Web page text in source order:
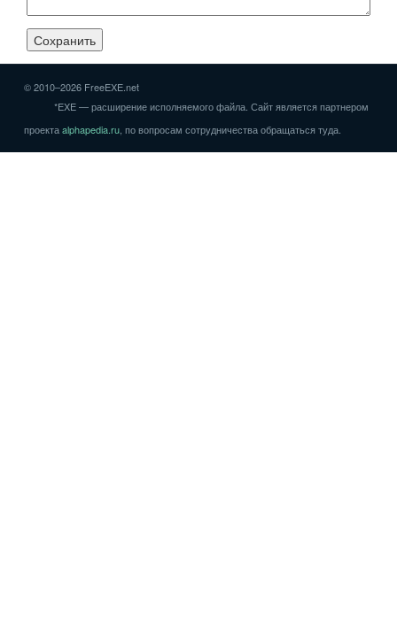
© 2010–2026 FreeEXE.net
*EXE — расширение исполняемого файла. Сайт является партнером
проектаalphapedia.ru, по вопросам сотрудничества обращаться туда.